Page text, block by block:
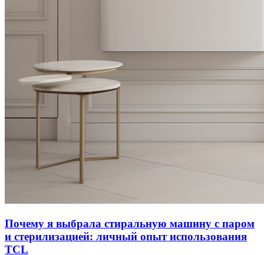
Почему я выбрала стиральную машину с паром
и стерилизацией: личный опыт использования
TCL